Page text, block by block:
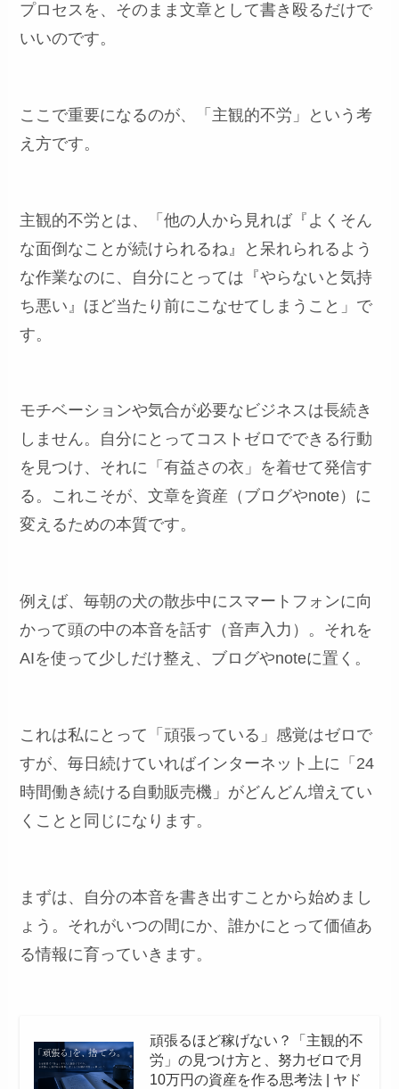
プロセスを、そのまま文章として書き殴るだけで
いいのです。
ここで重要になるのが、「主観的不労」という考
え方です。
主観的不労とは、「他の人から見れば『よくそん
な面倒なことが続けられるね』と呆れられるよう
な作業なのに、自分にとっては『やらないと気持
ち悪い』ほど当たり前にこなせてしまうこと」で
す。
モチベーションや気合が必要なビジネスは長続き
しません。自分にとってコストゼロでできる行動
を見つけ、それに「有益さの衣」を着せて発信す
る。これこそが、文章を資産（ブログやnote）に
変えるための本質です。
例えば、毎朝の犬の散歩中にスマートフォンに向
かって頭の中の本音を話す（音声入力）。それを
AIを使って少しだけ整え、ブログやnoteに置く。
これは私にとって「頑張っている」感覚はゼロで
すが、毎日続けていればインターネット上に「24
時間働き続ける自動販売機」がどんどん増えてい
くことと同じになります。
まずは、自分の本音を書き出すことから始めまし
ょう。それがいつの間にか、誰かにとって価値あ
る情報に育っていきます。
頑張るほど稼げない？「主観的不
労」の見つけ方と、努力ゼロで月
10万円の資産を作る思考法 | ヤド